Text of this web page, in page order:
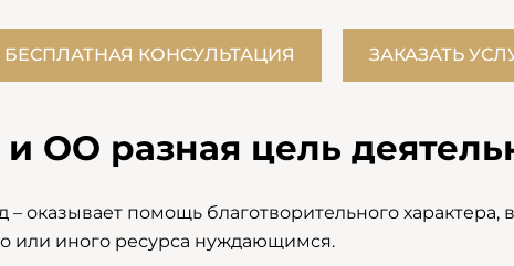
БЕСПЛАТНАЯ КОНСУЛЬТАЦИЯ ЗАКАЗАТЬ
ОО разная цель
оказывает помощь благотворительного характера,
или иного ресурса нуждающимся.